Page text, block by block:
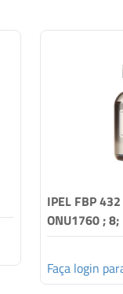
IPEL FBP
ONU1760 ; 8;
Faça login